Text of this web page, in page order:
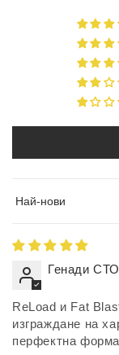
Sort by
Генади
ReLoad и Fat
изграждане на
перфектна